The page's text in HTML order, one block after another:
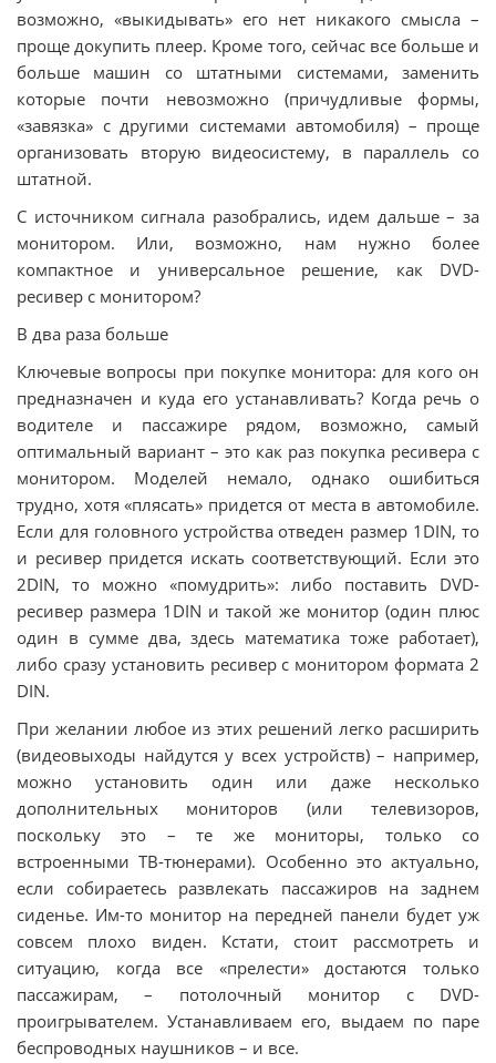
возможно, «выкидывать» его нет никакого смысла –
проще докупить плеер. Кроме того, сейчас все больше и
больше машин со штатными системами, заменить
которые почти невозможно (причудливые формы,
«завязка» с другими системами автомобиля) – проще
организовать вторую видеосистему, в параллель со
штатной.
С источником сигнала разобрались, идем дальше – за
монитором. Или, возможно, нам нужно более
компактное и универсальное решение, как DVD-
ресивер с монитором?
В два раза больше
Ключевые вопросы при покупке монитора: для кого он
предназначен и куда его устанавливать? Когда речь о
водителе и пассажире рядом, возможно, самый
оптимальный вариант – это как раз покупка ресивера с
монитором. Моделей немало, однако ошибиться
трудно, хотя «плясать» придется от места в автомобиле.
Если для головного устройства отведен размер 1DIN, то
и ресивер придется искать соответствующий. Если это
2DIN, то можно «помудрить»: либо поставить DVD-
ресивер размера 1DIN и такой же монитор (один плюс
один в сумме два, здесь математика тоже работает),
либо сразу установить ресивер с монитором формата 2
DIN.
При желании любое из этих решений легко расширить
(видеовыходы найдутся у всех устройств) – например,
можно установить один или даже несколько
дополнительных мониторов (или телевизоров,
поскольку это – те же мониторы, только со
встроенными ТВ-тюнерами). Особенно это актуально,
если собираетесь развлекать пассажиров на заднем
сиденье. Им-то монитор на передней панели будет уж
совсем плохо виден. Кстати, стоит рассмотреть и
ситуацию, когда все «прелести» достаются только
пассажирам, – потолочный монитор с DVD-
проигрывателем. Устанавливаем его, выдаем по паре
беспроводных наушников – и все.